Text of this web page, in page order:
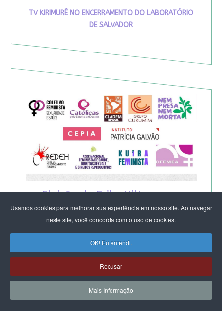
Usamos cookies para melhorar sua experiência em nosso site. Ao navegar
neste site, você concorda com o uso de cookies.
OK! Eu entendi.
Recusar
Mais Informação
TV KIRIMURÊ NO ENCERRAMENTO DO LABORATÓRIO
DE SALVADOR
Eleição de Erika Hilton para
presidente da Comissão da
Mulher é um fato importante
para a democracia